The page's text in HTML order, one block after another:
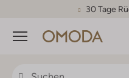
30 Tage
Menü